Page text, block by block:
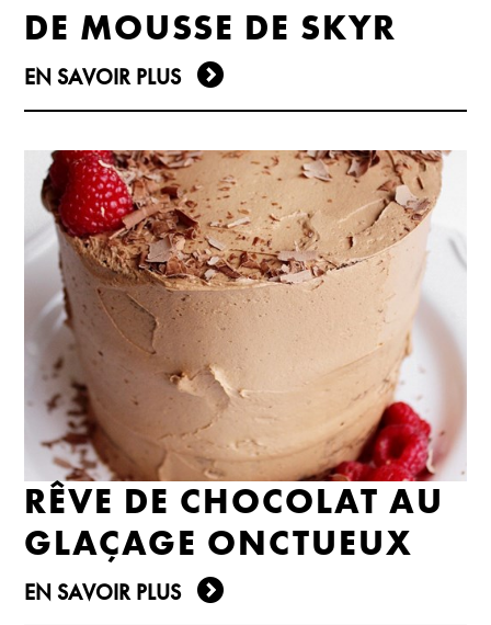
DE MOUSSE DE SKYR
EN SAVOIR PLUS
RÊVE DE CHOCOLAT AU
GLAÇAGE ONCTUEUX
EN SAVOIR PLUS